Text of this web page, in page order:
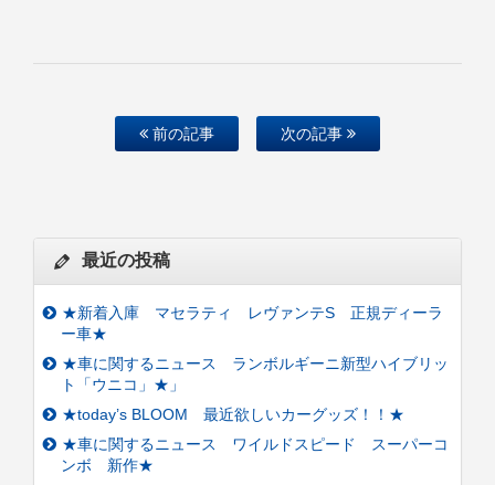
前の記事 次の記事
最近の投稿
★新着入庫 マセラティ レヴァンテS 正規ディーラ
ー車★
★車に関するニュース ランボルギーニ新型ハイブリッ
ト「ウニコ」★」
★today’s BLOOM 最近欲しいカーグッズ！！★
★車に関するニュース ワイルドスピード スーパーコ
ンボ 新作★